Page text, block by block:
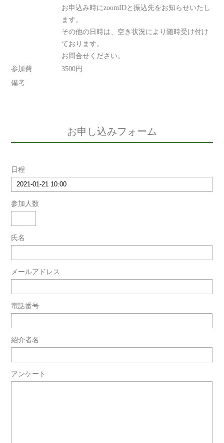
お申込み時にzoomIDと振込先をお知らせいたし
ます。
その他の日時は、空き状況により随時受け付け
ております。
お問合せください。
参加費
3500円
備考
お申し込みフォーム
日程
参加人数
氏名
メールアドレス
電話番号
紹介者名
アンケート